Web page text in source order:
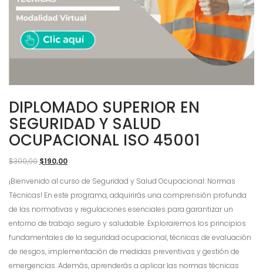
DIPLOMADO SUPERIOR EN
SEGURIDAD Y SALUD
OCUPACIONAL ISO 45001
$300,00 El
$190,00El
es:
$190,00.
¡Bienvenido al curso de Seguridad y Salud Ocupacional: Normas
Técnicas! En este programa, adquirirás una comprensión profunda
de las normativas y regulaciones esenciales para garantizar un
entorno de trabajo seguro y saludable. Exploraremos los principios
fundamentales de la seguridad ocupacional, técnicas de evaluación
de riesgos, implementación de medidas preventivas y gestión de
emergencias. Además, aprenderás a aplicar las normas técnicas